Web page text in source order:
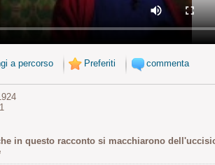
a percorso Preferiti commenta
in questo racconto si macchiarono